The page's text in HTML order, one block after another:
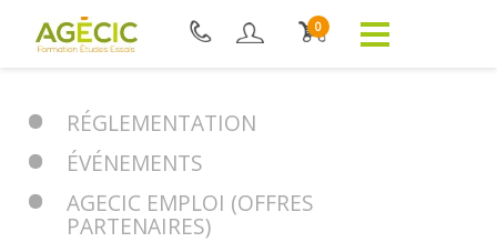
0
RÉGLEMENTATION
ÉVÉNEMENTS
AGECIC EMPLOI (OFFRES
PARTENAIRES)